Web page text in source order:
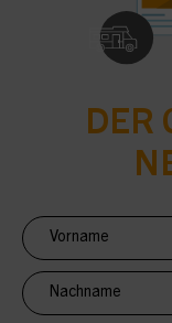
DER
Newsletter
Anmeldung
CV